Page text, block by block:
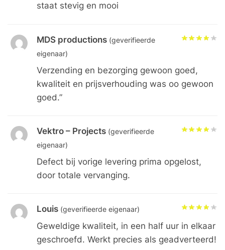
staat stevig en mooi
MDS productions (geverifieerde
eigenaar)
Verzending en bezorging gewoon goed,
kwaliteit en prijsverhouding was oo gewoon
goed.”
Vektro – Projects (geverifieerde
eigenaar)
Defect bij vorige levering prima opgelost,
door totale vervanging.
Louis (geverifieerde eigenaar)
Geweldige kwaliteit, in een half uur in elkaar
geschroefd. Werkt precies als geadverteerd!